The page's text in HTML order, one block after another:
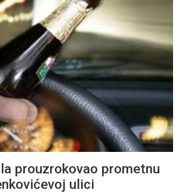
prouzrokovao prometnu
ulici